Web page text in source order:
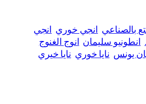
بالصناعي انجي خوري انجي
انطونيو سليمان انوج الغنوج
يونس نايا خوري نايا خيري